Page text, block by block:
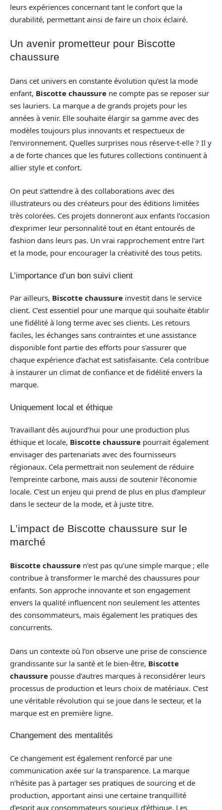
leurs expériences concernant tant le confort que la
durabilité, permettant ainsi de faire un choix éclairé.
Un avenir prometteur pour Biscotte
chaussure
Dans cet univers en constante évolution qu’est la mode
enfant, Biscotte chaussure ne compte pas se reposer sur
ses lauriers. La marque a de grands projets pour les
années à venir. Elle souhaite élargir sa gamme avec des
modèles toujours plus innovants et respectueux de
l’environnement. Quelles surprises nous réserve-t-elle ? Il y
a de forte chances que les futures collections continuent à
allier style et confort.
On peut s’attendre à des collaborations avec des
illustrateurs ou des créateurs pour des éditions limitées
très colorées. Ces projets donneront aux enfants l’occasion
d’exprimer leur personnalité tout en étant entourés de
fashion dans leurs pas. Un vrai rapprochement entre l’art
et la mode, pour encourager la créativité des tous petits.
L’importance d’un bon suivi client
Par ailleurs, Biscotte chaussure investit dans le service
client. C’est essentiel pour une marque qui souhaite établir
une fidélité à long terme avec ses clients. Les retours
faciles, les échanges sans contraintes et une assistance
disponible font partie des efforts pour s’assurer que
chaque expérience d’achat est satisfaisante. Cela contribue
à instaurer un climat de confiance et de fidélité envers la
marque.
Uniquement local et éthique
Travaillant dès aujourd’hui pour une production plus
éthique et locale, Biscotte chaussure pourrait également
envisager des partenariats avec des fournisseurs
régionaux. Cela permettrait non seulement de réduire
l’empreinte carbone, mais aussi de soutenir l’économie
locale. C’est un enjeu qui prend de plus en plus d’ampleur
dans le secteur de la mode, et à juste titre.
L’impact de Biscotte chaussure sur le
marché
Biscotte chaussure n’est pas qu’une simple marque ; elle
contribue à transformer le marché des chaussures pour
enfants. Son approche innovante et son engagement
envers la qualité influencent non seulement les attentes
des consommateurs, mais également les pratiques des
concurrents.
Dans un contexte où l’on observe une prise de conscience
grandissante sur la santé et le bien-être, Biscotte
chaussure pousse d’autres marques à reconsidérer leurs
processus de production et leurs choix de matériaux. C’est
une véritable révolution qui se joue dans le secteur, et la
marque est en première ligne.
Changement des mentalités
Ce changement est également renforcé par une
communication axée sur la transparence. La marque
n’hésite pas à partager ses pratiques de sourcing et de
production, apportant ainsi une certaine tranquillité
d’esprit aux consommateurs soucieux d’éthique. Les